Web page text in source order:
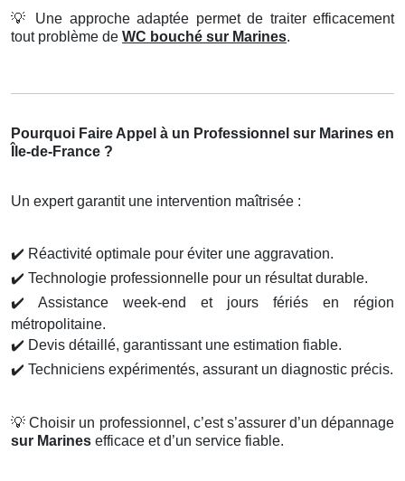
💡
Une approche adaptée permet de traiter efficacement
tout problème de WC bouché sur Marines.
Pourquoi Faire Appel à un Professionnel sur Marines en
Île-de-France ?
Un expert garantit une intervention maîtrisée :
✔️ Réactivité optimale pour éviter une aggravation.
✔️ Technologie professionnelle pour un résultat durable.
✔️ Assistance week-end et jours fériés en région
métropolitaine.
✔️ Devis détaillé, garantissant une estimation fiable.
✔️ Techniciens expérimentés, assurant un diagnostic précis.
💡 Choisir un professionnel, c’est s’assurer d’un dépannage
sur Marines efficace et d’un service fiable.